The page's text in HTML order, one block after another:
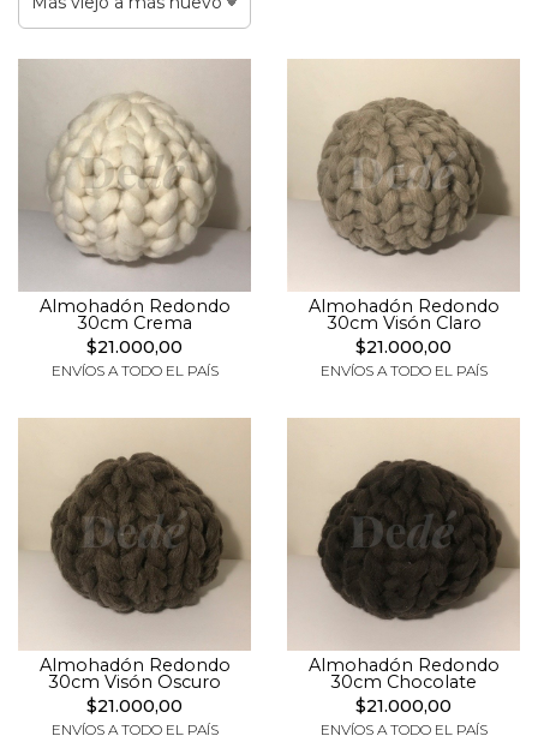
Almohadón Redondo
30cm Crema
$21.000,00
ENVÍOS A TODO EL PAÍS
Almohadón Redondo
30cm Visón Claro
$21.000,00
ENVÍOS A TODO EL PAÍS
Almohadón Redondo
30cm Visón Oscuro
$21.000,00
ENVÍOS A TODO EL PAÍS
Almohadón Redondo
30cm Chocolate
$21.000,00
ENVÍOS A TODO EL PAÍS